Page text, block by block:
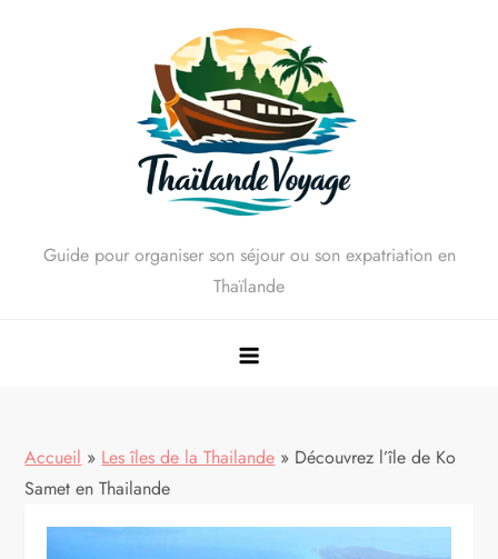
Guide pour organiser son séjour ou son expatriation en
Thaïlande
Accueil » Les îles de la Thailande » Découvrez l’île de Ko
Samet en Thailande